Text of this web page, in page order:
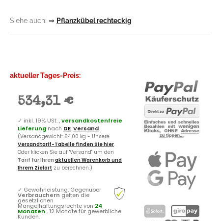
Siehe auch: ⇒ Pflanzkübel rechteckig
aktueller Tages-Preis:
534,31 €
✓ inkl. 19% USt. ,versandkostenfreie
Lieferung nach DE.Versand
(Versandgewicht: 64,00 kg - Unsere
Versandtarif-Tabelle finden Sie hier.
Oder klicken Sie auf "Versand" um den
Tarif für Ihren aktuellen Warenkorb und
Ihrem Zielort zu berechnen.)
✓ Gewährleistung: Gegenüber
Verbrauchern gelten die
gesetzlichen
Mängelhaftungsrechte von 24
Monaten , 12 Monate für gewerbliche
Kunden.